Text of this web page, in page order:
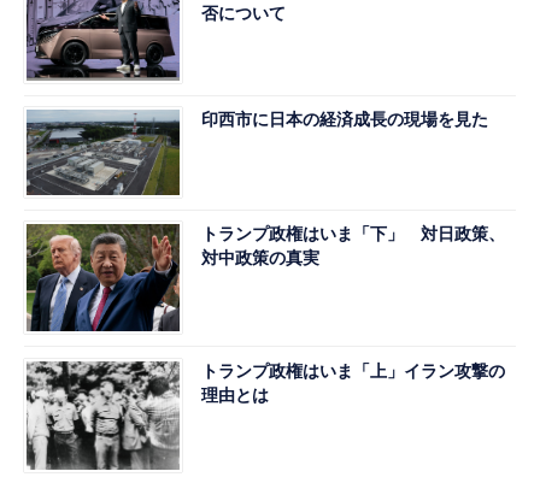
否について
印西市に日本の経済成長の現場を見た
トランプ政権はいま「下」 対日政策、
対中政策の真実
トランプ政権はいま「上」イラン攻撃の
理由とは